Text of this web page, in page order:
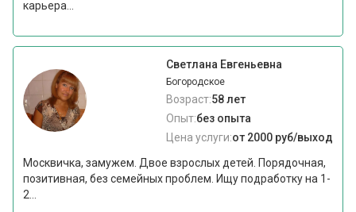
карьера...
Светлана Евгеньевна
Богородское
Возраст:58 лет
Опыт:без опыта
Цена услуги:от 2000 руб/выход
Москвичка, замужем. Двое взрослых детей. Порядочная,
позитивная, без семейных проблем. Ищу подработку на 1-
2...